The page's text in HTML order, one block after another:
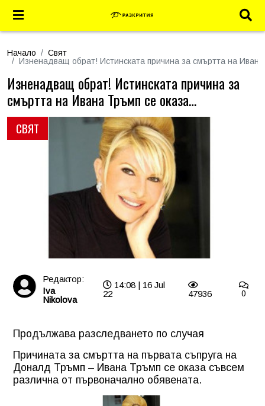
Начало
Свят
Изненадващ обрат! Истинската причина за смъртта на
СВЯТ
Изненадващ обрат! Истинската причина за
смъртта на Ивана Тръмп се оказа…
Редактор:
Iva
Nikolova
14:08 | 16 Jul
22
47936 0
Продължава разследването по случая
Причината за смъртта на първата съпруга на
Доналд Тръмп – Ивана Тръмп се оказа съвсем
различна от първоначално обявената.